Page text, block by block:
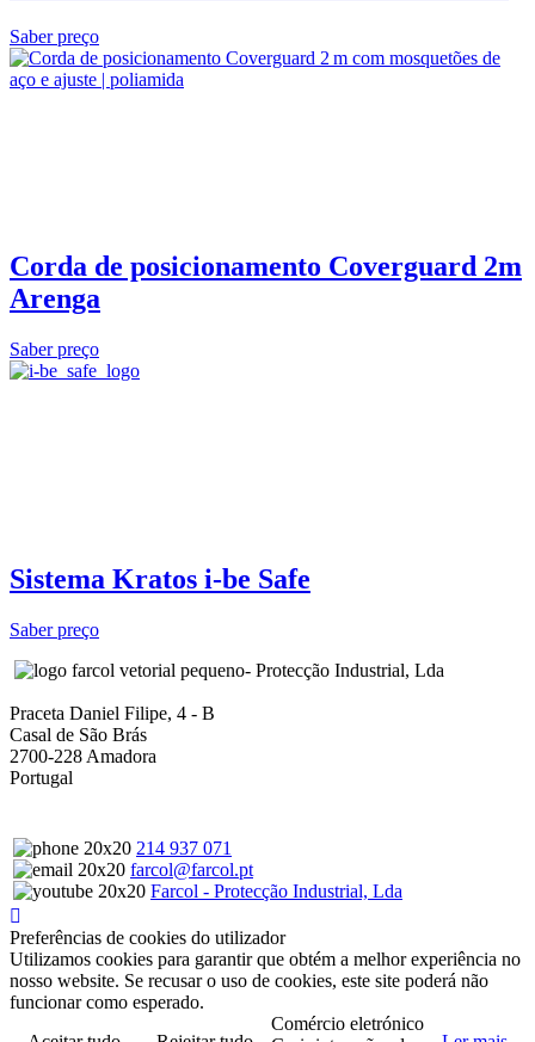
Saber preço
Corda de posicionamento Coverguard 2m
Arenga
Saber preço
Sistema Kratos i-be Safe
Saber preço
- Protecção Industrial, Lda
Praceta Daniel Filipe, 4 - B
Casal de São Brás
2700-228 Amadora
Portugal
214 937 071
farcol@farcol.pt
Farcol - Protecção Industrial, Lda
Preferências de cookies do utilizador
Utilizamos cookies para garantir que obtém a melhor experiência no
nosso website. Se recusar o uso de cookies, este site poderá não
funcionar como esperado.
Comércio eletrónico